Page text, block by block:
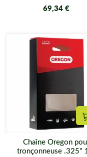
69,34 €
Chaîne Oregon
tronçonneuse .325"